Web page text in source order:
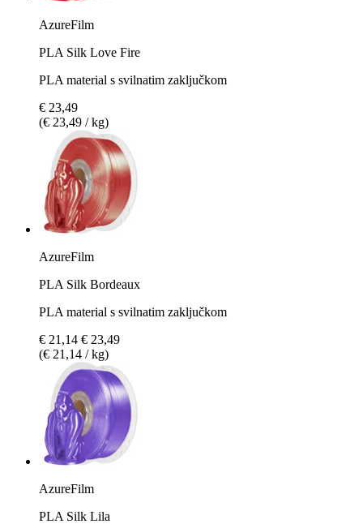
AzureFilm
PLA Silk Love Fire
PLA material s svilnatim zaključkom
€ 23,49
(€ 23,49 / kg)
AzureFilm
PLA Silk Bordeaux
PLA material s svilnatim zaključkom
€ 21,14 € 23,49
(€ 21,14 / kg)
AzureFilm
PLA Silk Lila